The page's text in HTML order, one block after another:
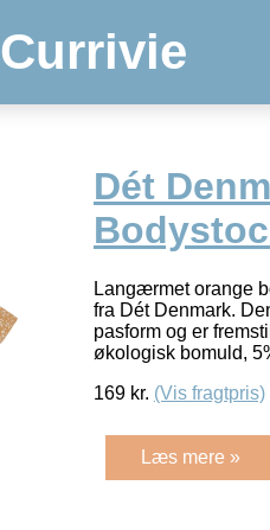
Currivie
Dét
Langærmet orange
fra Dét Denmark.
pasform og er
økologisk bomuld,
169 kr. (Vis fragtpris)
Læs mere »